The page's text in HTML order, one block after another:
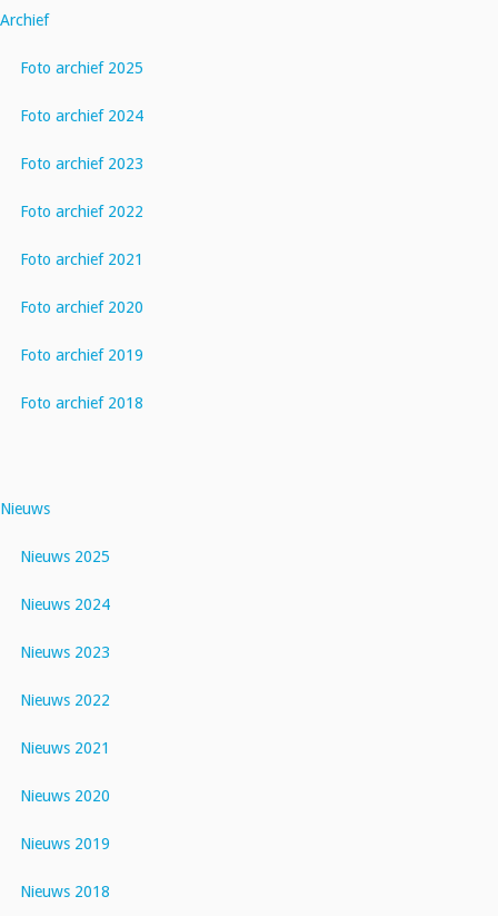
Archief
Foto archief 2025
Foto archief 2024
Foto archief 2023
Foto archief 2022
Foto archief 2021
Foto archief 2020
Foto archief 2019
Foto archief 2018
Nieuws
Nieuws 2025
Nieuws 2024
Nieuws 2023
Nieuws 2022
Nieuws 2021
Nieuws 2020
Nieuws 2019
Nieuws 2018